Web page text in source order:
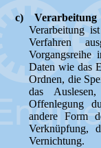
c) Verarbeitung
Verarbeitung
Verfahren
Vorgangsreihe
Daten wie das
Ordnen, die
das
Offenlegung
andere Form
Verknüpfung,
Vernichtung.